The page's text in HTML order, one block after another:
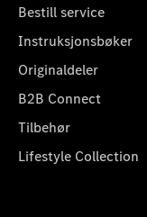
Bestill service
Instruksjonsbøker
Originaldeler
B2B Connect
Tilbehør
Lifestyle Collection